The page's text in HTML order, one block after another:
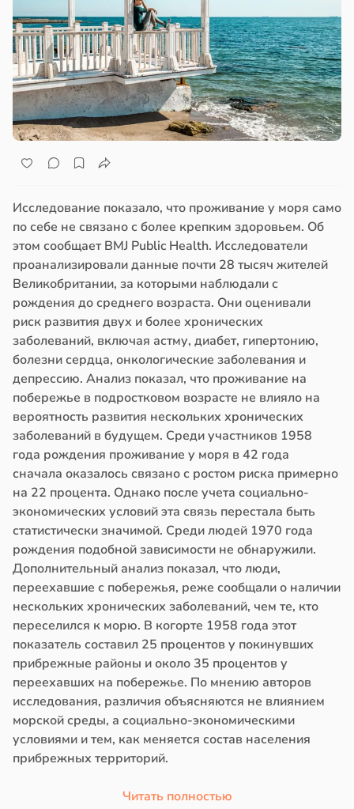
Исследование показало, что проживание у моря само
по себе не связано с более крепким здоровьем. Об
этом сообщает BMJ Public Health. Исследователи
проанализировали данные почти 28 тысяч жителей
Великобритании, за которыми наблюдали с
рождения до среднего возраста. Они оценивали
риск развития двух и более хронических
заболеваний, включая астму, диабет, гипертонию,
болезни сердца, онкологические заболевания и
депрессию. Анализ показал, что проживание на
побережье в подростковом возрасте не влияло на
вероятность развития нескольких хронических
заболеваний в будущем. Среди участников 1958
года рождения проживание у моря в 42 года
сначала оказалось связано с ростом риска примерно
на 22 процента. Однако после учета социально-
экономических условий эта связь перестала быть
статистически значимой. Среди людей 1970 года
рождения подобной зависимости не обнаружили.
Дополнительный анализ показал, что люди,
переехавшие с побережья, реже сообщали о наличии
нескольких хронических заболеваний, чем те, кто
переселился к морю. В когорте 1958 года этот
показатель составил 25 процентов у покинувших
прибрежные районы и около 35 процентов у
переехавших на побережье. По мнению авторов
исследования, различия объясняются не влиянием
морской среды, а социально-экономическими
условиями и тем, как меняется состав населения
прибрежных территорий.
Читать полностью